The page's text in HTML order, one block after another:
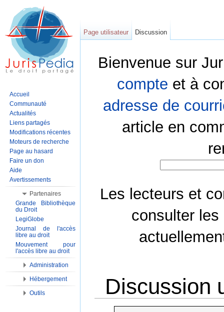
Bienvenue sur
compte et à
adresse de
article en
Les lecteurs et
consulter les
Discussion
Page utilisateur Discussion
Accueil
Communauté
Actualités
Liens partagés
Modifications récentes
Moteurs de recherche
Page au hasard
Faire un don
Aide
Avertissements
Partenaires
Grande Bibliothèque
du Droit
LegiGlobe
Journal de l'accès
libre au droit
Mouvement pour
l'accès libre au droit
Administration
Hébergement
Outils